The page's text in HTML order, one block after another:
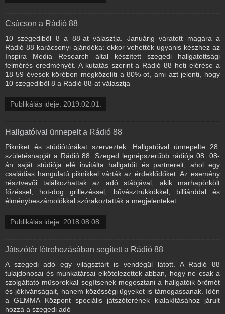
Csúcson a Rádió 88
10 szegediből 8 a 88-at választja. Januárig váratott magára a
Rádió 88 karácsonyi ajándéka: ekkor vehették ugyanis készhez az
Inspira Media Research által készített szegedi hallgatottsági
felmérés eredményét. A kutatás szerint a Rádió 88 heti elérése a
18-59 évesek körében megközelíti a 80%-ot, ami azt jelenti, hogy
10 szegediből 8 a Rádió 88-at választja
Publikálás ideje: 2019.02.01.
Hallgatóival ünnepelt a Rádió 88
Pikniket és stúdiótúrákat szerveztek. Hallgatóival ünnepelte 28.
születésnapját a Rádió 88. Szeged legnépszerűbb rádiója 08. 08-
án saját stúdiója elé invitálta hallgatóit és partnereit, ahol egy
családias hangulatú piknikkel várták az érdeklődőket. Az esemény
résztvevői találkozhattak az adó stábjával, akik marhapörkölt
főzéssel, hot-dog grillezéssel, bűvésztrükkökkel, billiárddal és
élménybeszámolókkal szórakoztatták a megjelenteket
Publikálás ideje: 2018.08.08.
Játszótér létrehozásában segített a Rádió 88
A szegedi adó egy világsztárt is vendégül látott. A Rádió 88
tulajdonosai és munkatársai elkötelezettek abban, hogy ne csak a
szolgáltató műsorokkal segítsenek megosztani a hallgatóik örömét
és jókívánságait, hanem közösségi ügyeket is támogassanak. Idén
a GEMMA Központ speciális játszóterének kialakításához járult
hozzá a szegedi adó